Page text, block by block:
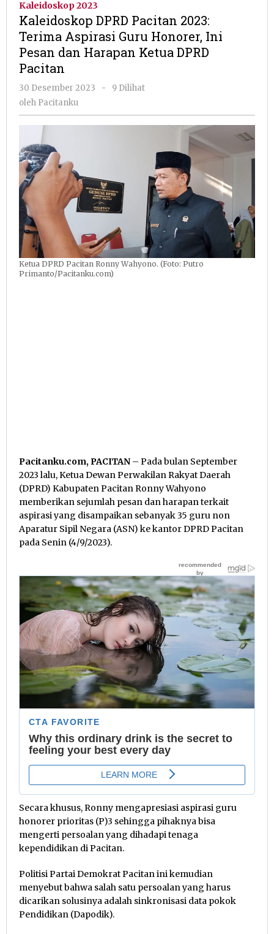
Terima
Aspirasi
Guru
Harapan
Ketua
Pacitan
Kaleidoskop 2023
Kaleidoskop DPRD Pacitan 2023:
Terima Aspirasi Guru Honorer, Ini
Pesan dan Harapan Ketua DPRD
Pacitan
30 Desember 2023
oleh
-
9 Dilihat
oleh Pacitanku
Ketua DPRD Pacitan Ronny Wahyono. (Foto: Putro
Primanto/Pacitanku.com)
Pacitanku.com, PACITAN – Pada bulan September
2023 lalu, Ketua Dewan Perwakilan Rakyat Daerah
(DPRD) Kabupaten Pacitan Ronny Wahyono
memberikan sejumlah pesan dan harapan terkait
aspirasi yang disampaikan sebanyak 35 guru non
Aparatur Sipil Negara (ASN) ke kantor DPRD Pacitan
pada Senin (4/9/2023).
Secara khusus, Ronny mengapresiasi aspirasi guru
honorer prioritas (P)3 sehingga pihaknya bisa
mengerti persoalan yang dihadapi tenaga
kependidikan di Pacitan.
Politisi Partai Demokrat Pacitan ini kemudian
menyebut bahwa salah satu persoalan yang harus
dicarikan solusinya adalah sinkronisasi data pokok
Pendidikan (Dapodik).